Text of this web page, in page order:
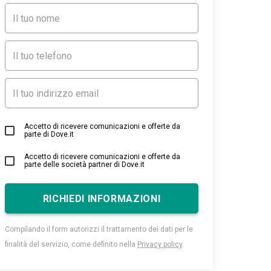
Accetto di ricevere comunicazioni e offerte da
parte di Dove.it
Accetto di ricevere comunicazioni e offerte da
parte delle società partner di Dove.it
RICHIEDI INFORMAZIONI
Compilando il form autorizzi il trattamento dei dati per le
finalità del servizio, come definito nella Privacy policy.